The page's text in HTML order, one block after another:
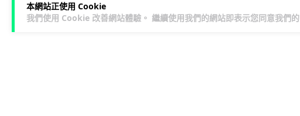
本網站正使用 Cookie
我們使用 Cookie 改善網站體驗。 繼續使用我們的網站即表示您同意我們的